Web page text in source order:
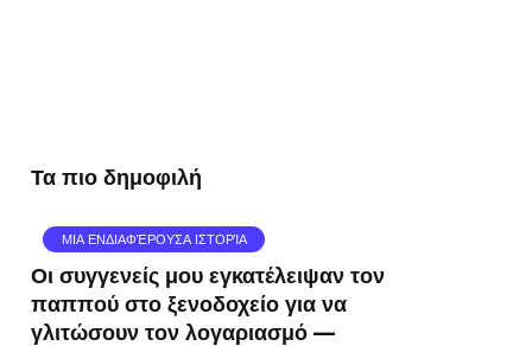
Τα πιο δημοφιλή
ΜΙΑ ΕΝΔΙΑΦΈΡΟΥΣΑ ΙΣΤΟΡΊΑ
Οι συγγενείς μου εγκατέλειψαν τον
παππού στο ξενοδοχείο για να
γλιτώσουν τον λογαριασμό —